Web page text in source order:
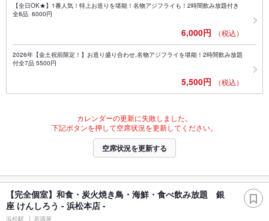
【全日OK★】1番人気！特上お造りを堪能！名物アジフライも！2時間飲み放題付き
全8品 6000円
6,000円 （税込）
2026年【金土祝前限定！】お造り盛り合わせ,名物アジフライを堪能！2時間飲み放題
付全7品 5500円
5,500円 （税込）
カレンダーの更新に失敗しました。
下記ボタンを押して空席状況を更新してください。
空席状況を更新する
【完全個室】和食・炭火焼き鳥・海鮮・食べ飲み放題 銀
座 けんしろう - 浜松本店 -
浜松駅 居酒屋